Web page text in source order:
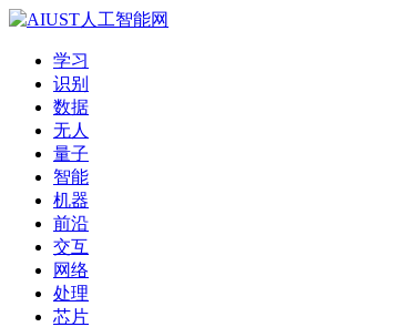
学习
识别
数据
无人
量子
智能
机器
前沿
交互
网络
处理
芯片